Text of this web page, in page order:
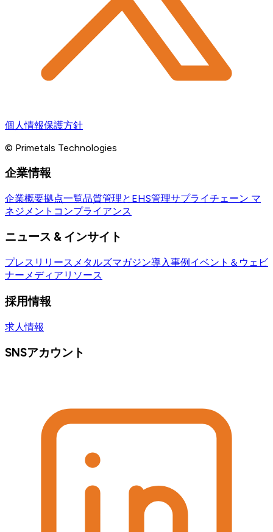
個人情報保護方針
© Primetals Technologies
企業情報
企業概要拠点一覧品質管理とEHS管理サプライチェーン マ
ネジメント コンプライアンス
ニュース & インサイト
プレスリリース メタルズマガジン導入事例イベント＆ウェビ
ナーメディアリソース
採用情報
求人情報
SNSアカウント